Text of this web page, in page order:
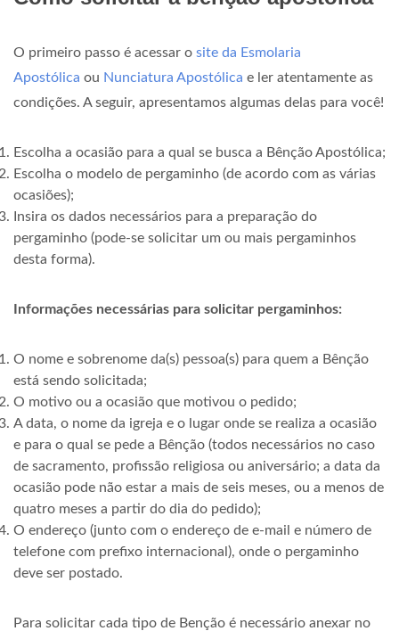
O primeiro passo é acessar o site da Esmolaria
Apostólica ou Nunciatura Apostólica e ler atentamente as
condições. A seguir, apresentamos algumas delas para você!
Escolha a ocasião para a qual se busca a Bênção Apostólica;
Escolha o modelo de pergaminho (de acordo com as várias
ocasiões);
Insira os dados necessários para a preparação do
pergaminho (pode-se solicitar um ou mais pergaminhos
desta forma).
Informações necessárias para solicitar pergaminhos:
O nome e sobrenome da(s) pessoa(s) para quem a Bênção
está sendo solicitada;
O motivo ou a ocasião que motivou o pedido;
A data, o nome da igreja e o lugar onde se realiza a ocasião
e para o qual se pede a Bênção (todos necessários no caso
de sacramento, profissão religiosa ou aniversário; a data da
ocasião pode não estar a mais de seis meses, ou a menos de
quatro meses a partir do dia do pedido);
O endereço (junto com o endereço de e-mail e número de
telefone com prefixo internacional), onde o pergaminho
deve ser postado.
Para solicitar cada tipo de Benção é necessário anexar no